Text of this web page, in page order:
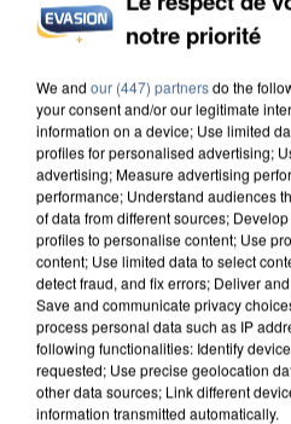
L’UN DES FONDATEURS
MAFIA INTERPELLÉ EN
notre priorité
We and our (447) partnersdo the
your consent and/or our legitimate
information on a device; Use limited
profiles for personalised advertising;
advertising; Measure advertising
performance; Understand audiences
of data from different sources;
profiles to personalise content; Use
content; Use limited data to select
detect fraud, and fix errors; Deliver
Save and communicate privacy
process personal data such as IP
following functionalities: Identify
requested; Use precise geolocation
other data sources; Link different
information transmitted automatically.